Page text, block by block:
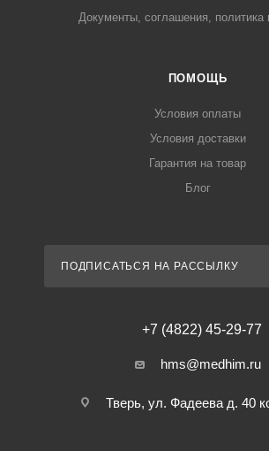
Документы, соглашения, политика
ПОМОЩЬ
Условия оплаты
Условия доставки
Гарантия на товар
Блог
ПОДПИСАТЬСЯ НА РАССЫЛКУ
+7 (4822) 45-29-77
hms@medhim.ru
Тверь, ул. Фадеева д. 40